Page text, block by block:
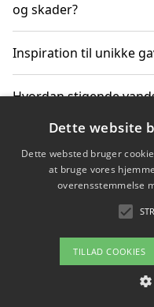
og skader?
Inspiration til unikke
Hvordan stigende
Sådan vælger du de
vandreture i Danmark
Om / kontakt
Dette website
Dette websted bruger
at bruge vores
overensstemmelse
TILLAD COOKIES